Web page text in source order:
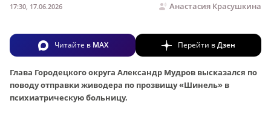
Анастасия Красушкина
17:30, 17.06.2026
Читайте в MAX Перейти вДзен
Глава Городецкого округа Александр Мудров высказался по
поводу отправки живодера по прозвищу «Шинель» в
психиатрическую больницу.